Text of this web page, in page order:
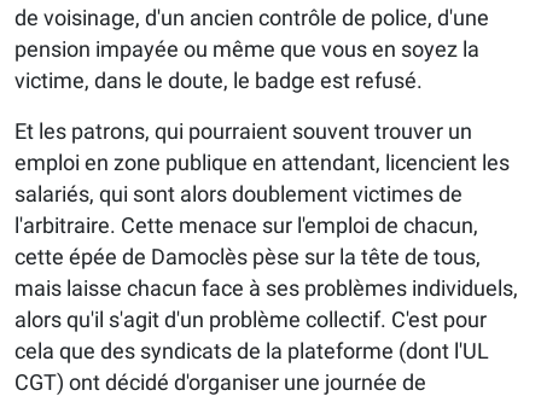
de voisinage, d'un ancien contrôle de police, d'une
pension impayée ou même que vous en soyez la
victime, dans le doute, le badge est refusé.
Et les patrons, qui pourraient souvent trouver un
emploi en zone publique en attendant, licencient les
salariés, qui sont alors doublement victimes de
l'arbitraire. Cette menace sur l'emploi de chacun,
cette épée de Damoclès pèse sur la tête de tous,
mais laisse chacun face à ses problèmes individuels,
alors qu'il s'agit d'un problème collectif. C'est pour
cela que des syndicats de la plateforme (dont l'UL
CGT) ont décidé d'organiser une journée de